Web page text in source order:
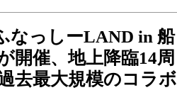
なっしーLAND in 船
開催、地上降臨14周
去最大規模のコラボ